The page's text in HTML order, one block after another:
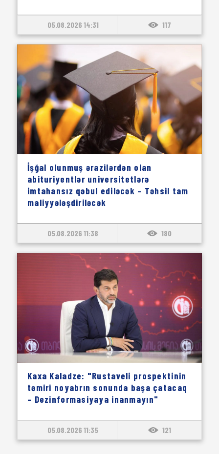
05.08.2026 14:31 117
İşğal olunmuş ərazilərdən olan
abituriyentlər universitetlərə
imtahansız qəbul ediləcək – Təhsil tam
maliyyələşdiriləcək
05.08.2026 11:38 180
Kaxa Kaladze: "Rustaveli prospektinin
təmiri noyabrın sonunda başa çatacaq
– Dezinformasiyaya inanmayın"
05.08.2026 11:35 121